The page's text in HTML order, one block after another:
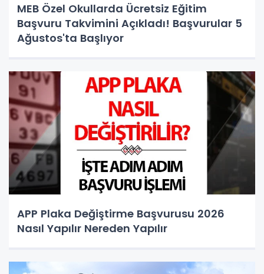
MEB Özel Okullarda Ücretsiz Eğitim
Başvuru Takvimini Açıkladı! Başvurular 5
Ağustos'ta Başlıyor
APP Plaka Değiştirme Başvurusu 2026
Nasıl Yapılır Nereden Yapılır